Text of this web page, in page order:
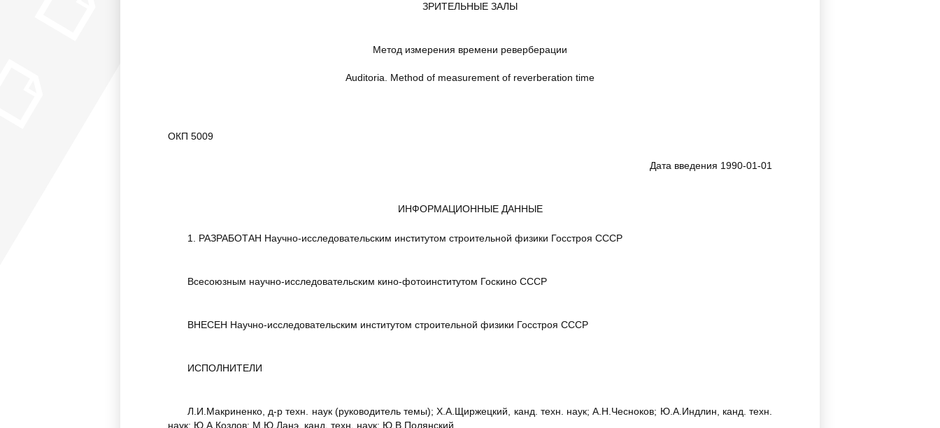
ЗРИТЕЛЬНЫЕ ЗАЛЫ
Метод измерения времени реверберации
Auditoria. Method of measurement of reverberation time
ОКП 5009
Дата введения 1990-01-01
ИНФОРМАЦИОННЫЕ ДАННЫЕ
1. РАЗРАБОТАН Научно-исследовательским институтом строительной физики Госстроя СССР
Всесоюзным научно-исследовательским кино-фотоинститутом Госкино СССР
ВНЕСЕН Научно-исследовательским институтом строительной физики Госстроя СССР
ИСПОЛНИТЕЛИ
Л.И.Макриненко, д-р техн. наук (руководитель темы); Х.А.Щиржецкий, канд. техн. наук; А.Н.Чесноков; Ю.А.Индлин, канд. техн.
наук; Ю.А.Козлов; М.Ю.Ланэ, канд. техн. наук; Ю.В.Полянский